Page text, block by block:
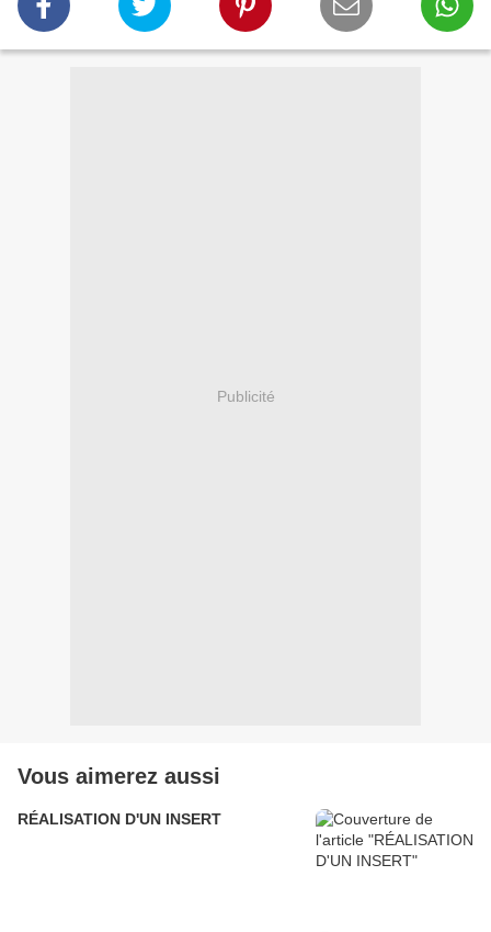
Publicité
Vous aimerez aussi
RÉALISATION D'UN INSERT